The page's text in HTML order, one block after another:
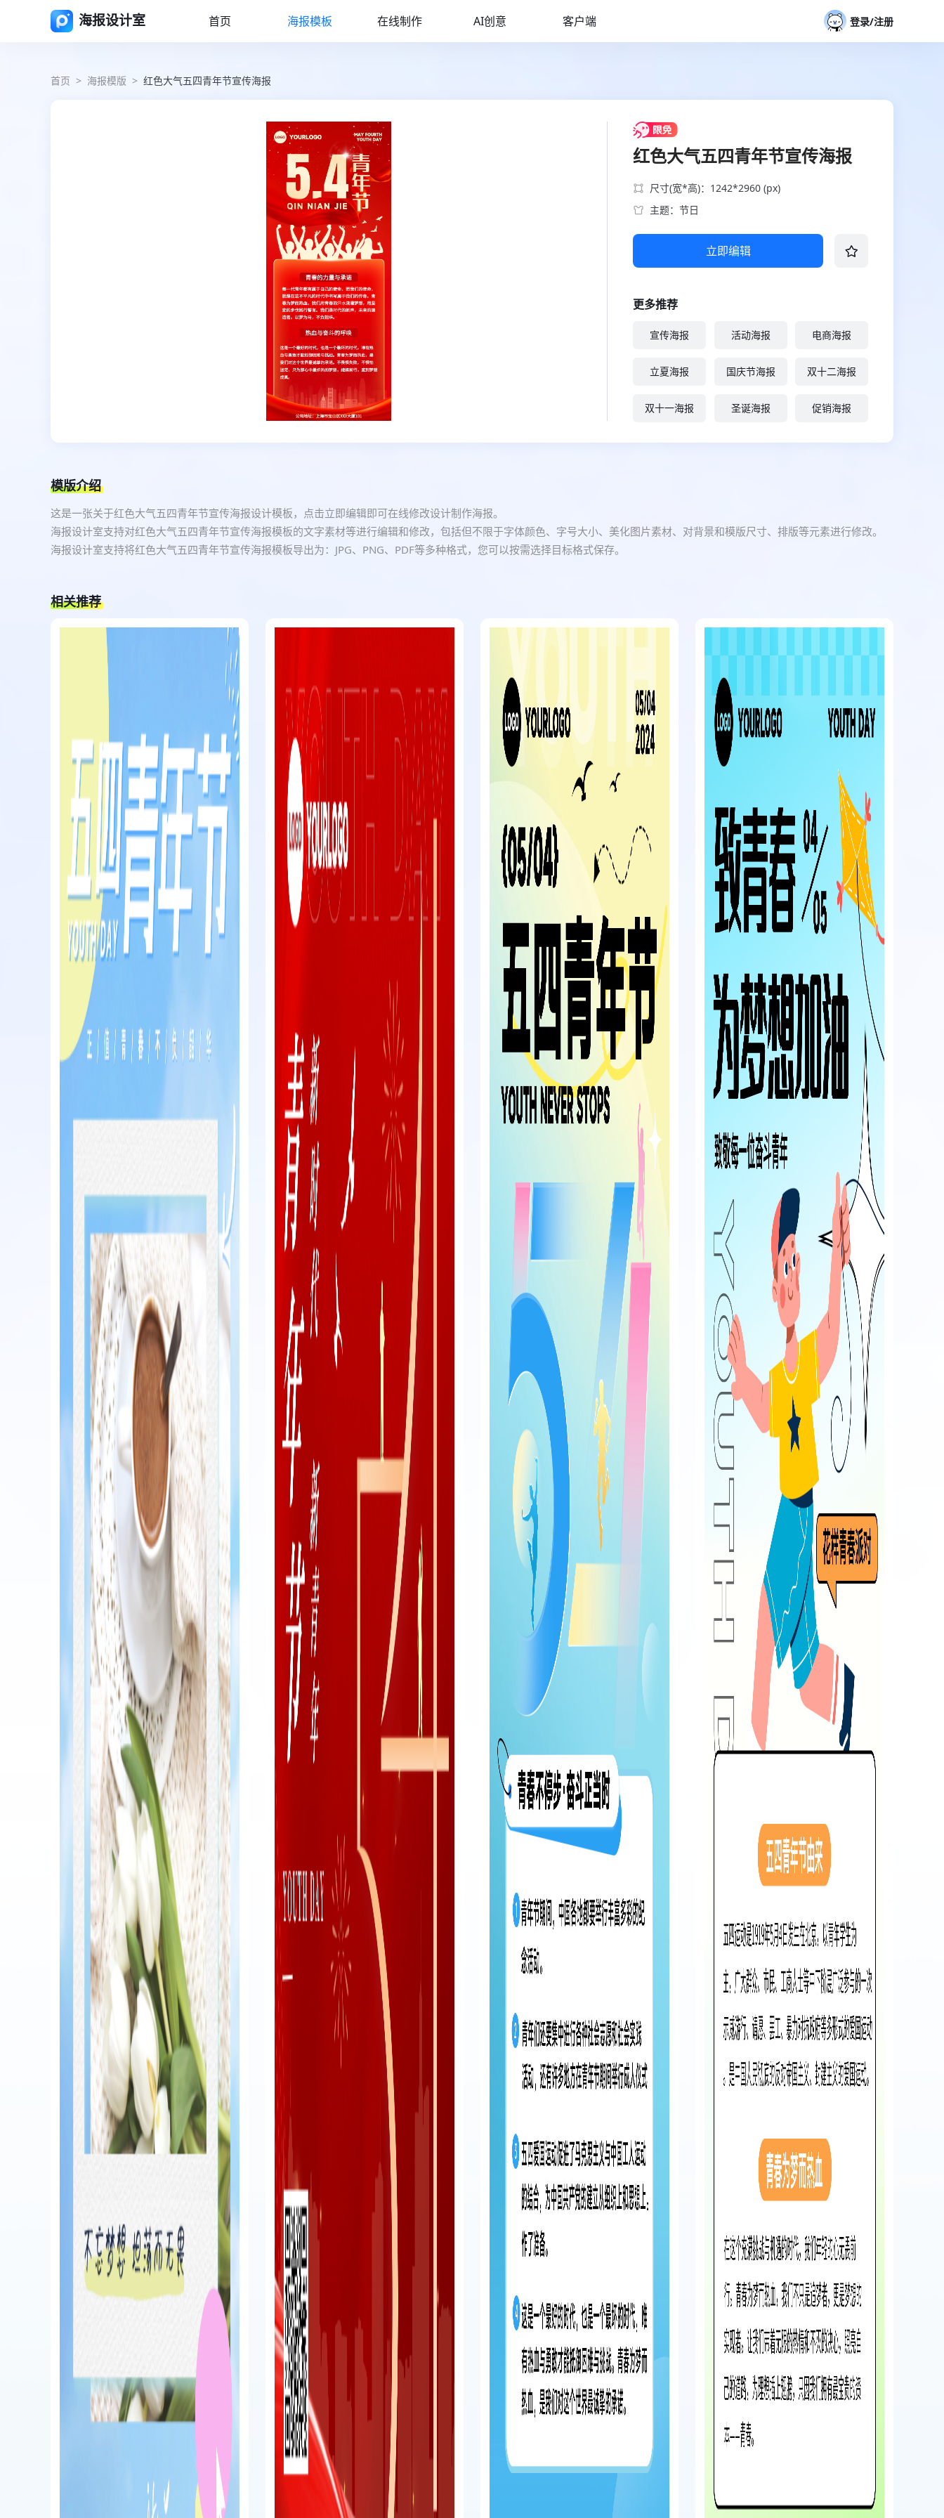
海报设计室 首页 海报模板 在线制作 AI创意 客户端 登录/注册
首页 > 海报模版 > 红色大气五四青年节宣传海报
红色大气五四青年节宣传海报
尺寸(宽*高)：1242*2960 (px)
主题：节日
立即编辑
更多推荐
宣传海报 活动海报 电商海报
立夏海报 国庆节海报 双十二海报
双十一海报 圣诞海报 促销海报
模版介绍
这是一张关于红色大气五四青年节宣传海报设计模板，点击立即编辑即可在线修改设计制作海报。
海报设计室支持对红色大气五四青年节宣传海报模板的文字素材等进行编辑和修改，包括但不限于字体颜色、字号大小、美化图片素材、对背景和模版尺寸、排版等元素进行修改。
海报设计室支持将红色大气五四青年节宣传海报模板导出为：JPG、PNG、PDF等多种格式，您可以按需选择目标格式保存。
相关推荐